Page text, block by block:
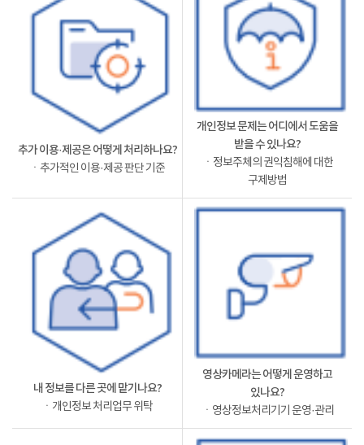
추가 이용·제공은 어떻게 처리하나요?
ㆍ추가적인 이용·제공 판단 기준
개인정보 문제는 어디에서 도움을
받을 수 있나요?
ㆍ정보주체의 권익침해에 대한
구제방법
내 정보를 다른 곳에 맡기나요?
ㆍ개인정보 처리업무 위탁
영상카메라는 어떻게 운영하고
있나요?
ㆍ영상정보처리기기 운영·관리